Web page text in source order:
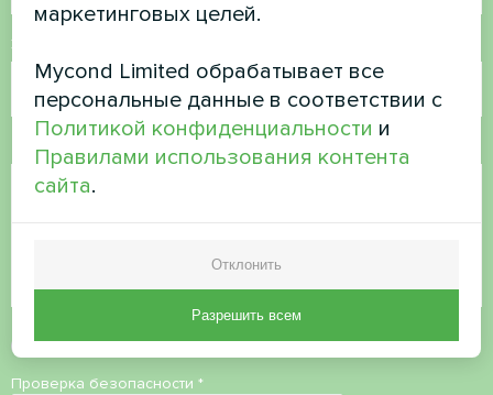
Электронная почта
Комментарий
Принятьполитику конфиденциальности
Проверка безопасности *
маркетинговых целей.
Mycond Limited обрабатывает все
персональные данные в соответствии с
Политикой конфиденциальности и
Правилами использования контента
сайта.
Отклонить
Разрешить всем